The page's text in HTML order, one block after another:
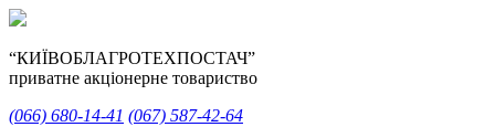
“КИЇВОБЛАГРОТЕХПОСТАЧ”
приватне акціонерне товариство
(066) 680-14-41 (067) 587-42-64